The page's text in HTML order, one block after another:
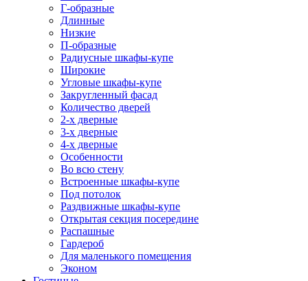
Г-образные
Длинные
Низкие
П-образные
Радиусные шкафы-купе
Широкие
Угловые шкафы-купе
Закругленный фасад
Количество дверей
2-х дверные
3-х дверные
4-х дверные
Особенности
Во всю стену
Встроенные шкафы-купе
Под потолок
Раздвижные шкафы-купе
Открытая секция посередине
Распашные
Гардероб
Для маленького помещения
Эконом